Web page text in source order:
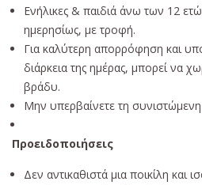
Ενήλικες & παιδιά άνω των 12
ημερησίως, με τροφή.
Για καλύτερη απορρόφηση και
διάρκεια της ημέρας, μπορεί να
βράδυ.
Μην υπερβαίνετε τη
Προειδοποιήσεις
Δεν αντικαθιστά μια ποικίλη και